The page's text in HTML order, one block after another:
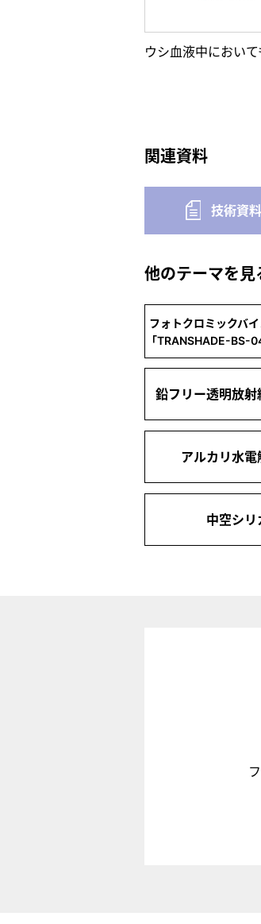
ウシ血液中におい
関連資料
技術資
他のテーマを見
フォトクロミックバ
「TRANSHADE-BS-
鉛フリー透明放射
アルカリ水電
中空シリ